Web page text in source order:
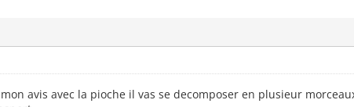
avis avec la pioche il vas se decomposer en plusieur